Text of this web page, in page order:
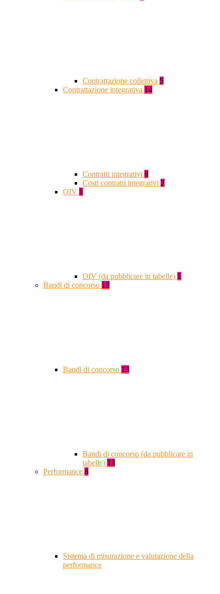
Contrattazione collettiva 5
Contrattazione integrativa 14
Contratti integrativi 8
Costi contratti integrativi 2
OIV 1
OIV (da pubblicare in tabelle) 1
Bandi di concorso 13
Bandi di concorso 13
Bandi di concorso (da pubblicare in
tabelle) 13
Performance 8
Sistema di misurazione e valutazione della
performance